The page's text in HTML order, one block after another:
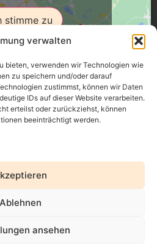
verwalten
bieten, verwenden wir Technologien wie
zu speichern und/oder darauf
zustimmst, können wir Daten
IDs auf dieser Website verarbeiten.
erteilst oder zurückziehst, können
beeinträchtigt werden.
Ablehnen
ansehen
stimme zu
11, 79346 Endingen a.K.
AGB